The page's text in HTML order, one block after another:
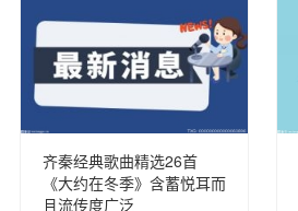
齐秦经典歌曲精选26首
《大约在冬季》含蓄悦耳而
且流传度广泛